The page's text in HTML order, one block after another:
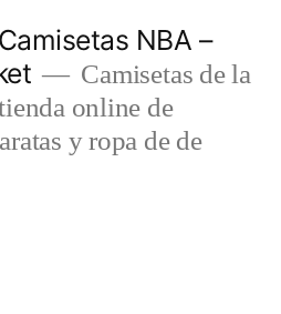
NBA –
Camisetas de la
online de
y ropa de de